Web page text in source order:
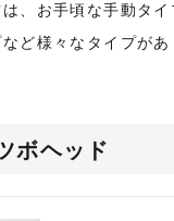
、お手頃な手動タ
ど様々なタイプがあ
ボヘッド